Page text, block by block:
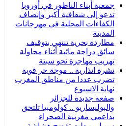
جمعية أبناء الناظور في أوروبا
تدعو إلى شفافية أكبر وإنصاف
الكفاءات المحلية في مهرجانات
المدينة
مطاردة بحرية تنتهي بتوقيف
سائق دراجة مائية أثناء محاولة
تهريب مهاجرة نحو سبتة
نشرة انذارية .. موجة حر قوية
تضرب عددا من مناطق المغرب
نهاية الاسبوع
صفعة جديدة للجزائر
والبوليساريو .. كولومبيا تلتحق
بداعمي مغربية الصحراء